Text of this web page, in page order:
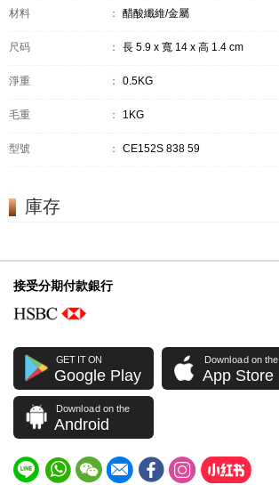
材料 ： 醋酸纖維/金屬
尺码 ： 長 5.9 x 寬 14 x 高 1.4 cm
淨重 ： 0.5KG
毛重 ： 1KG
型號 ： CE152S 838 59
庫存
接受分期付款銀行
GET IT ON
Google Play
Download on the
App Store
Download on the
Android